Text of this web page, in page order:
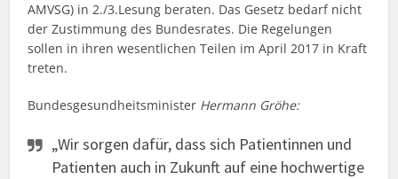
AMVSG) in 2./3.Lesung beraten. Das Gesetz bedarf nicht
der Zustimmung des Bundesrates. Die Regelungen
sollen in ihren wesentlichen Teilen im April 2017 in Kraft
treten.
Bundesgesundheitsminister Hermann Gröhe:
„Wir sorgen dafür, dass sich Patientinnen und
Patienten auch in Zukunft auf eine hochwertige